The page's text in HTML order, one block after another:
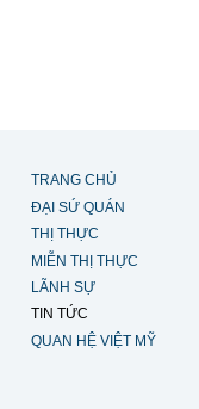
TRANG CHỦ
ĐẠI SỨ QUÁN
THỊ THỰC
MIỄN THỊ THỰC
LÃNH SỰ
TIN TỨC
QUAN HỆ VIỆT MỸ